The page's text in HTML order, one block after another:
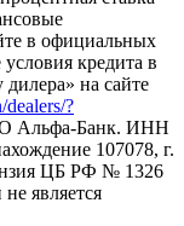
в официальных
кредита в
на сайте
?
Альфа-Банк. ИНН
107078, г.
ЦБ РФ № 1326
является